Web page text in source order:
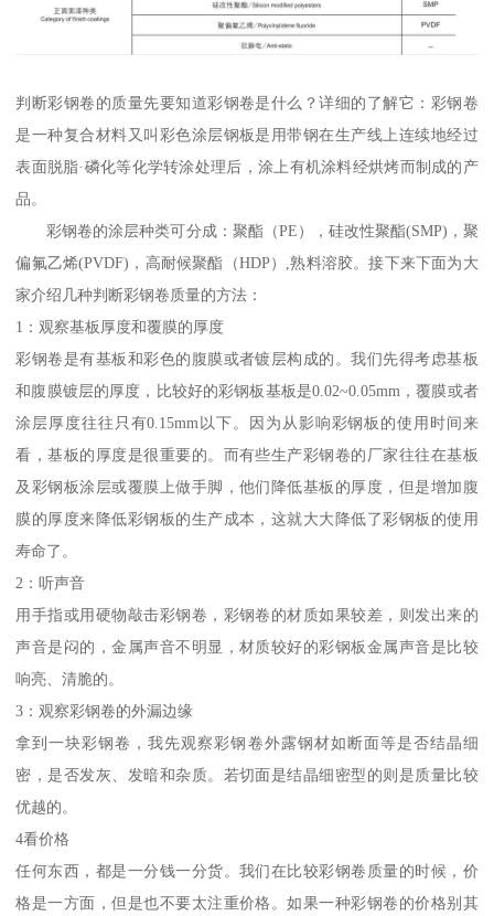
判断彩钢卷的质量先要知道彩钢卷是什么？详细的了解它：彩钢卷
是一种复合材料又叫彩色涂层钢板是用带钢在生产线上连续地经过
表面脱脂·磷化等化学转涂处理后，涂上有机涂料经烘烤而制成的产
品。
彩钢卷的涂层种类可分成：聚酯（PE），硅改性聚酯(SMP)，聚
偏氟乙烯(PVDF)，高耐候聚酯（HDP）,熟料溶胶。接下来下面为大
家介绍几种判断彩钢卷质量的方法：
1：观察基板厚度和覆膜的厚度
彩钢卷是有基板和彩色的腹膜或者镀层构成的。我们先得考虑基板
和腹膜镀层的厚度，比较好的彩钢板基板是0.02~0.05mm，覆膜或者
涂层厚度往往只有0.15mm以下。因为从影响彩钢板的使用时间来
看，基板的厚度是很重要的。而有些生产彩钢卷的厂家往往在基板
及彩钢板涂层或覆膜上做手脚，他们降低基板的厚度，但是增加腹
膜的厚度来降低彩钢板的生产成本，这就大大降低了彩钢板的使用
寿命了。
2：听声音
用手指或用硬物敲击彩钢卷，彩钢卷的材质如果较差，则发出来的
声音是闷的，金属声音不明显，材质较好的彩钢板金属声音是比较
响亮、清脆的。
3：观察彩钢卷的外漏边缘
拿到一块彩钢卷，我先观察彩钢卷外露钢材如断面等是否结晶细
密，是否发灰、发暗和杂质。若切面是结晶细密型的则是质量比较
优越的。
4看价格
任何东西，都是一分钱一分货。我们在比较彩钢卷质量的时候，价
格是一方面，但是也不要太注重价格。如果一种彩钢卷的价格别其